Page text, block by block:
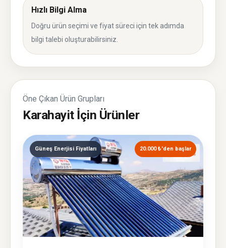
Hızlı Bilgi Alma
Doğru ürün seçimi ve fiyat süreci için tek adımda
bilgi talebi oluşturabilirsiniz.
Öne Çıkan Ürün Grupları
Karahayit İçin Ürünler
Güneş Enerjisi Fiyatları 20.000 ₺'den başlar